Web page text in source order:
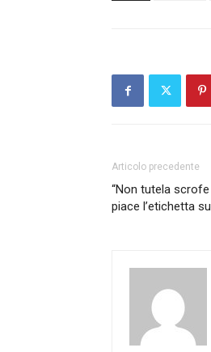
Articolo precedente
“Non tutela
piace l’etichetta